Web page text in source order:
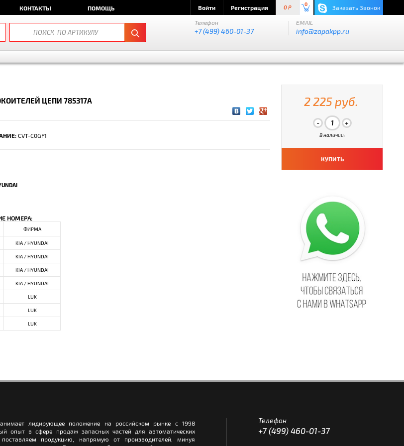
КОНТАКТЫ ПОМОЩЬ Войти Регистрация 0 P
0 Заказать Звонок
Телефон
+7 (499) 460-01-37
EMAIL
info@zapakpp.ru
ЦЕПИ 785317A
CVT-C0GF1
НОМЕРА:
ФИРМА
KIA / HYUNDAI
KIA / HYUNDAI
KIA / HYUNDAI
KIA / HYUNDAI
LUK
LUK
LUK
2 225 руб.
В наличии:
КУПИТЬ
лидирующее положение на российском рынке с 1998
опыт в сфере продаж запасных частей для автоматических
продукцию, напрямую от производителей, минуя
Телефон
+7 (499) 460-01-37